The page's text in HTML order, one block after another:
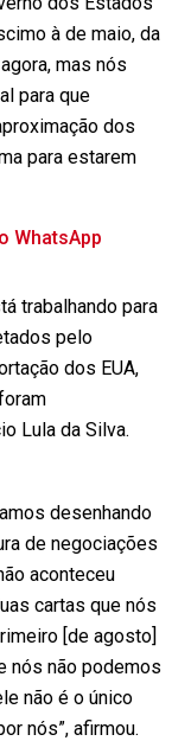
à de maio, da
mas nós
para que
dos
para estarem
WhatsApp
trabalhando para
pelo
dos EUA,
Lula da Silva.
desenhando
de negociações
aconteceu
cartas que nós
[de agosto]
nós não podemos
não é o único
nós”, afirmou.